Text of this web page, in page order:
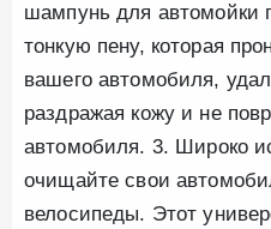
шампунь для автомойки
тонкую пену, которая
вашего автомобиля,
раздражая кожу и не
автомобиля. 3. Широко
очищайте свои
велосипеды. Этот